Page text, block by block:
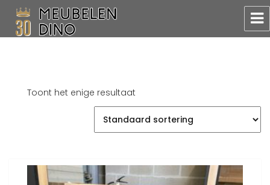
Toont het enige resultaat